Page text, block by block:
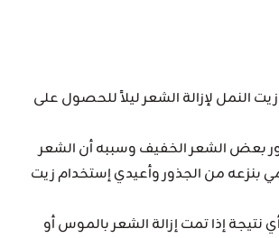
النمل لإزالة الشعر ليلاً للحصول على
بعض الشعر الخفيف وسببه أن الشعر
بنزعه من الجذور وأعيدي إستخدام زيت
إذا تمت إزالة الشعر بالموس أو